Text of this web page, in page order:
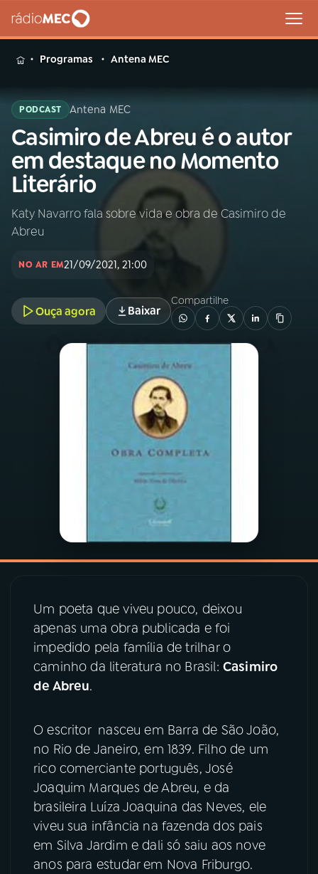
MENU
Buscar
na
Rádio
MEC
Buscar
Início AO VIVO
INÍCIO
A RÁDIO
PROGRAMAÇÃO
ÚLTIMAS
ACOMPANHE A RÁDIO MEC
YouTube Facebook
Programas Antena MEC
PODCAST Antena MEC
Casimiro de Abreu é o autor
em destaque no Momento
Literário
Katy Navarro fala sobre vida e obra de Casimiro de
Abreu
NO AR EM21/09/2021, 21:00
Ouça agora Baixar
Compartilhe
Um poeta que viveu pouco, deixou
apenas uma obra publicada e foi
impedido pela família de trilhar o
caminho da literatura no Brasil: Casimiro
de Abreu.
O escritor nasceu em Barra de São João,
no Rio de Janeiro, em 1839. Filho de um
rico comerciante português, José
Joaquim Marques de Abreu, e da
brasileira Luíza Joaquina das Neves, ele
viveu sua infância na fazenda dos pais
em Silva Jardim e dali só saiu aos nove
anos para estudar em Nova Friburgo.